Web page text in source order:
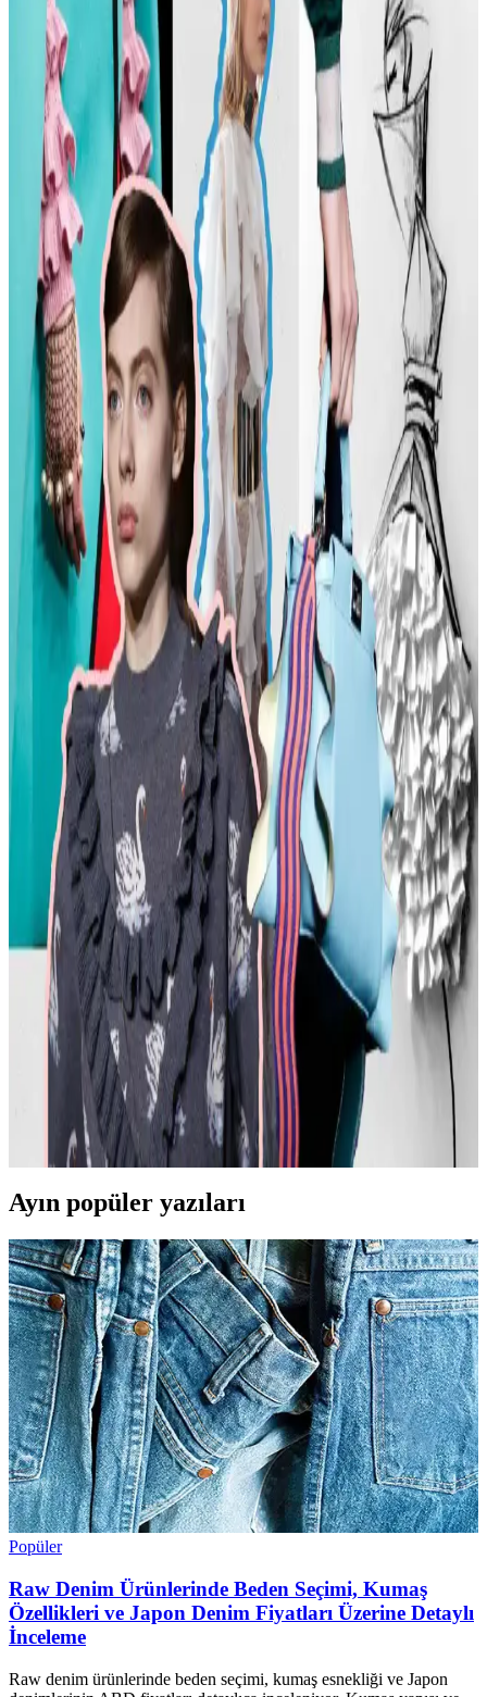
Carolyn Bessette Kennedy'nin 90'lar minimalizmini yansıtan stili,
fiziksel özelliklere dayalı popülerliği ve aşırı yüceltilmesiyle
tartışılıyor. Günümüzde moda daha fazla bireysellik ve çeşitlilik
arıyor.
Günlük Moda Soruları ve Stil Önerileri: Vücut
Tipine Uygun Kombinasyonlar ve Ayakkabı Seçimi
Moda ve stil, kişisel tercihlere göre şekillenir. Vücut tipine uygun
kıyafet seçimi, günlük kombin önerileri ve rahat ayakkabı
markalarıyla şıklığı yakalayın. İkinci el lüks ürün alımında dikkat
edilmesi gerekenler burada.
Kadın Modasında Beden Tipi, Sürdürülebilirlik ve
Mevsime Uygun Stil Önerileri
Kadın modasında beden tipine uygun kıyafet seçimi, sürdürülebilir
markalar ve mevsimsel kombin önerileri ele alınmaktadır. Estetik ve
konforu birleştiren pratik stil yaklaşımları sunulmaktadır.
Kadın Moda Tavsiyeleri: Günlük Stil Önerileri,
Vücut Şekline Uygun Giysiler ve Kombin İpuçları
Kadın modasında renk uyumu, vücut şekline uygun giysiler, rahat
ayakkabılar ve aksesuar seçimi gibi konularda pratik öneriler
sunulmaktadır. Stil ikonlarından ilham alınarak sürdürülebilir moda
tercihleri vurgulanıyor.
Kemer Tokalarının Moda ve Kültürel Anlamları:
Şehir ve Kırsal Alanlarda Algı Farkları
Kemer tokaları, kırsal ve şehir kültürlerinde farklı anlamlar taşır.
Kırsal bölgelerde başarı simgesi olan büyük tokalar, şehirlerde sade
ve uyumlu tasarımlarla tercih edilir. Stil ve özgüven belirleyicidir.
Moda Mikrotrendleri: Geçmişten Günümüze Sevilen
ve Hâlâ Tercih Edilen Parçalar
Moda mikrotrendleri genellikle kısa ömürlü olsa da bazı parçalar,
nostalji ve kişisel stil nedeniyle uzun yıllar tercih edilmeye devam
ediyor. Bu yazı, Reddit deneyimleriyle bu trendleri inceliyor.
Kavisli Vücut Tipleri İçin Doğru Kumaş ve
Kesimlerle Yapısal Moda Rehberi
Kavisli vücut tiplerine uygun yapısal moda seçimlerinde doğru
kumaş, kesim ve stil detayları önemlidir. Terzi hizmeti ve uygun
markalarla estetik ve rahat kıyafetler elde edilir.
Günlük Moda Soruları ve Pratik Stil Önerileri:
Rahatlık ve Şıklık Dengesi
Moda ve stil, kişisel tercihler ve çevresel ihtiyaçlarla şekillenir. Ev
giyimi, iş görüşmesi, mevsimlik kıyafetler ve vücut tipine uygun
önerilerle günlük şıklık ve rahatlık dengelenir.
Ayın popüler yazıları
Popüler
Raw Denim Ürünlerinde Beden Seçimi, Kumaş
Özellikleri ve Japon Denim Fiyatları Üzerine Detaylı
İnceleme
Raw denim ürünlerinde beden seçimi, kumaş esnekliği ve Japon